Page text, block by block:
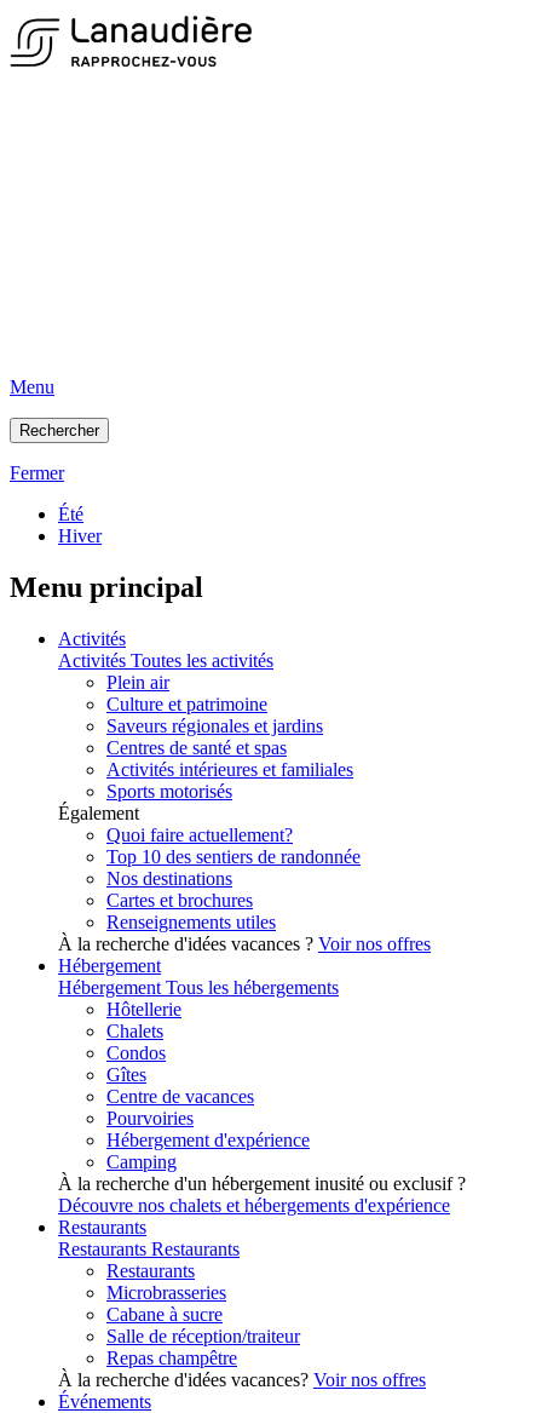
Menu
Rechercher
Fermer
Été
Hiver
Menu principal
Activités
Activités Toutes les activités
Plein air
Culture et patrimoine
Saveurs régionales et jardins
Centres de santé et spas
Activités intérieures et familiales
Sports motorisés
Également
Quoi faire actuellement?
Top 10 des sentiers de randonnée
Nos destinations
Cartes et brochures
Renseignements utiles
À la recherche d'idées vacances ? Voir nos offres
Hébergement
Hébergement Tous les hébergements
Hôtellerie
Chalets
Condos
Gîtes
Centre de vacances
Pourvoiries
Hébergement d'expérience
Camping
À la recherche d'un hébergement inusité ou exclusif ?
Découvre nos chalets et hébergements d'expérience
Restaurants
Restaurants Restaurants
Restaurants
Microbrasseries
Cabane à sucre
Salle de réception/traiteur
Repas champêtre
À la recherche d'idées vacances? Voir nos offres
Événements